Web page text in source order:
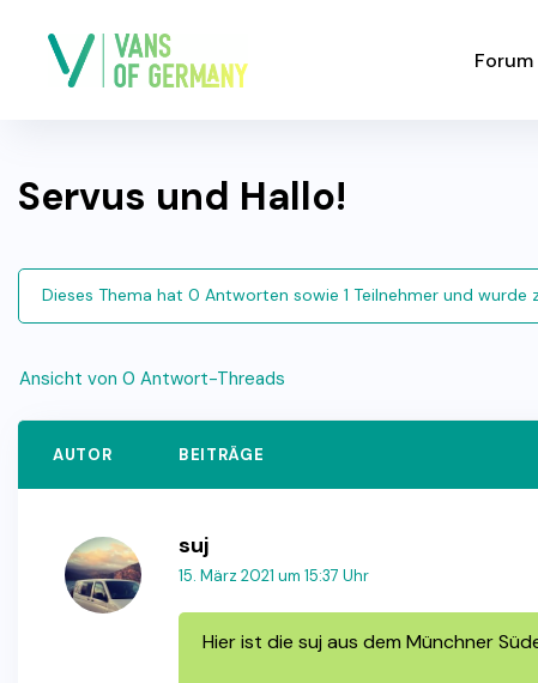
Forum
Servus und Hallo!
Dieses Thema hat 0 Antworten sowie 1 Teilnehmer und
Ansicht von 0 Antwort-Threads
AUTOR BEITRÄGE
suj
15. März 2021 um 15:37 Uhr
Hier ist die suj aus dem Münchner